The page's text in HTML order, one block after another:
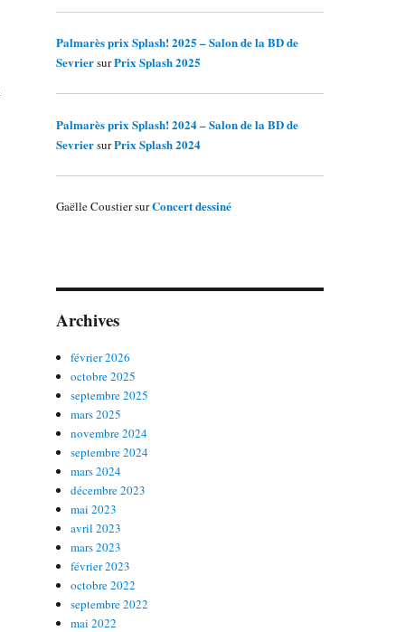
Palmarès prix Splash! 2025 – Salon de la BD de
SevriersurPrix Splash 2025
Palmarès prix Splash! 2024 – Salon de la BD de
SevriersurPrix Splash 2024
Gaëlle CoustiersurConcert dessiné
Archives
février 2026
octobre 2025
septembre 2025
mars 2025
novembre 2024
septembre 2024
mars 2024
décembre 2023
mai 2023
avril 2023
mars 2023
février 2023
octobre 2022
septembre 2022
mai 2022